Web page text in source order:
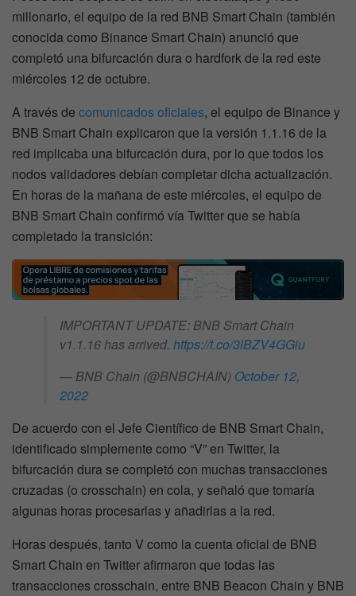
millonario, el equipo de la red BNB Smart Chain (también
conocida como Binance Smart Chain) anunció que
completó una bifurcación dura o hardfork de la red este
miércoles 12 de octubre.
A través de comunicados oficiales, el equipo de Binance y
BNB Smart Chain explicaron que la versión 1.1.16 de la
red implicaba una bifurcación dura, por lo que todos los
nodos validadores debían completar dicha actualización.
En horas de la mañana de este miércoles, el equipo de
BNB Smart Chain confirmó vía Twitter que se había
completado la transición:
IMPORTANT UPDATE: BNB Smart Chain
v1.1.16 has arrived. https://t.co/3lBZV4GGiu
— BNB Chain (@BNBCHAIN) October 12,
2022
De acuerdo con el Jefe Científico de BNB Smart Chain,
identificado simplemente como “V” en Twitter, la
bifurcación dura se completó con muchas transacciones
cruzadas (o crosschain) en cola, y señaló que tomaría
algunas horas procesarlas y añadirlas a la red.
Horas después, tanto V como la cuenta oficial de BNB
Smart Chain en Twitter afirmaron que todas las
transacciones crosschain, entre BNB Beacon Chain y BNB